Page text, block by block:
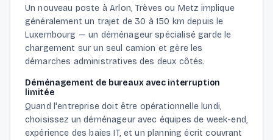
Un nouveau poste à Arlon, Trèves ou Metz implique
généralement un trajet de 30 à 150 km depuis le
Luxembourg — un déménageur spécialisé garde le
chargement sur un seul camion et gère les
démarches administratives des deux côtés.
Déménagement de bureaux avec interruption
limitée
Quand l'entreprise doit être opérationnelle lundi,
choisissez un déménageur avec équipes de week-end,
expérience des baies IT, et un planning écrit couvrant